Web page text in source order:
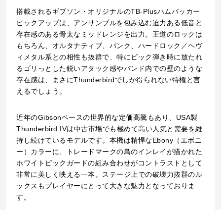
搭載されるギブソン・オリジナルのTB-Plusハムバッカー
ピックアップは、アンサンブルを包み込む迫力ある低音と
存在感のある骨太なミッドレンジを出力。王道のロックは
もちろん、オルタナティブ、パンク、ハードロック／ヘヴ
ィメタル系との相性も抜群で、特にピック弾き時に放たれ
るゴリっとした鋭いアタック感やバンド内での壁のような
存在感は、まさにThunderbirdでしか得られない特権と言
えるでしょう。
近年のGibsonベースの世界的な定価高騰もあり、USA製
Thunderbird IVは中古市場でも極めて高い人気と需要を維
持し続けているモデルです。本機は精悍なEbony（エボニ
ー）カラーに、トレードマークの鳥のインレイが描かれた
ホワイトピックガードの組み合わせがコントラストとして
非常に美しく映える一本。ステージ上での破壊力抜群のル
ックスもプレイヤーにとって大きな魅力となっておりま
す。